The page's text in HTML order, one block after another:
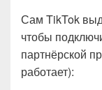
Сам TikTok
чтобы
партнёрской
работает):